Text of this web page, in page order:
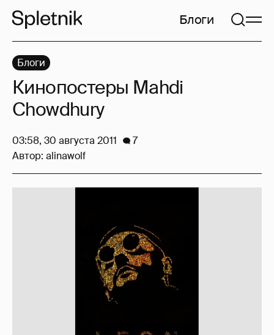
Блоги
Блоги
Кинопостеры Mahdi
Chowdhury
03:58, 30 августа 2011
7
Автор: alinawolf